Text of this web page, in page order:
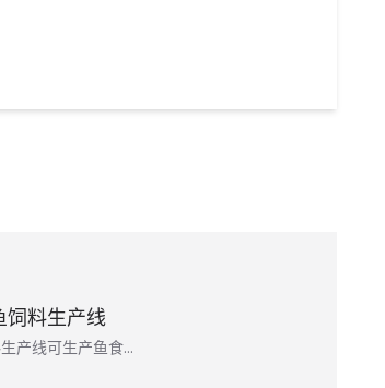
饲料生产线
产线可生产鱼食…